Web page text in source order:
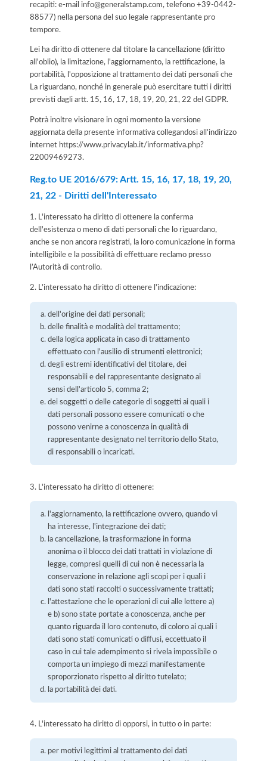
recapiti: e-mail info@generalstamp.com, telefono +39-0442-
88577) nella persona del suo legale rappresentante pro
tempore.
Lei ha diritto di ottenere dal titolare la cancellazione (diritto
all'oblio), la limitazione, l'aggiornamento, la rettificazione, la
portabilità, l'opposizione al trattamento dei dati personali che
La riguardano, nonché in generale può esercitare tutti i diritti
previsti dagli artt. 15, 16, 17, 18, 19, 20, 21, 22 del GDPR.
Potrà inoltre visionare in ogni momento la versione
aggiornata della presente informativa collegandosi all'indirizzo
internet https://www.privacylab.it/informativa.php?
22009469273.
Reg.to UE 2016/679: Artt. 15, 16, 17, 18, 19, 20,
21, 22 - Diritti dell'Interessato
1. L'interessato ha diritto di ottenere la conferma
dell'esistenza o meno di dati personali che lo riguardano,
anche se non ancora registrati, la loro comunicazione in forma
intelligibile e la possibilità di effettuare reclamo presso
l’Autorità di controllo.
2. L'interessato ha diritto di ottenere l'indicazione:
dell'origine dei dati personali;
delle finalità e modalità del trattamento;
della logica applicata in caso di trattamento
effettuato con l'ausilio di strumenti elettronici;
degli estremi identificativi del titolare, dei
responsabili e del rappresentante designato ai
sensi dell'articolo 5, comma 2;
dei soggetti o delle categorie di soggetti ai quali i
dati personali possono essere comunicati o che
possono venirne a conoscenza in qualità di
rappresentante designato nel territorio dello Stato,
di responsabili o incaricati.
3. L'interessato ha diritto di ottenere:
l'aggiornamento, la rettificazione ovvero, quando vi
ha interesse, l'integrazione dei dati;
la cancellazione, la trasformazione in forma
anonima o il blocco dei dati trattati in violazione di
legge, compresi quelli di cui non è necessaria la
conservazione in relazione agli scopi per i quali i
dati sono stati raccolti o successivamente trattati;
l'attestazione che le operazioni di cui alle lettere a)
e b) sono state portate a conoscenza, anche per
quanto riguarda il loro contenuto, di coloro ai quali i
dati sono stati comunicati o diffusi, eccettuato il
caso in cui tale adempimento si rivela impossibile o
comporta un impiego di mezzi manifestamente
sproporzionato rispetto al diritto tutelato;
la portabilità dei dati.
4. L'interessato ha diritto di opporsi, in tutto o in parte:
per motivi legittimi al trattamento dei dati